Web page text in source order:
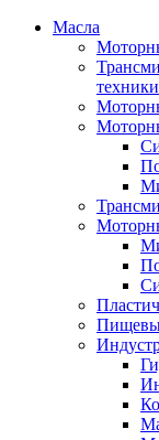
Масла
техники